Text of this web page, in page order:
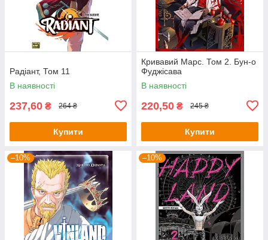
Радіант, Том 11
В наявності
237,60 ₴ 264 ₴
Купити
Кривавий Марс. Том 2. Бун-о
Фуджісава
В наявності
220,50 ₴ 245 ₴
Купити
–10% –10%